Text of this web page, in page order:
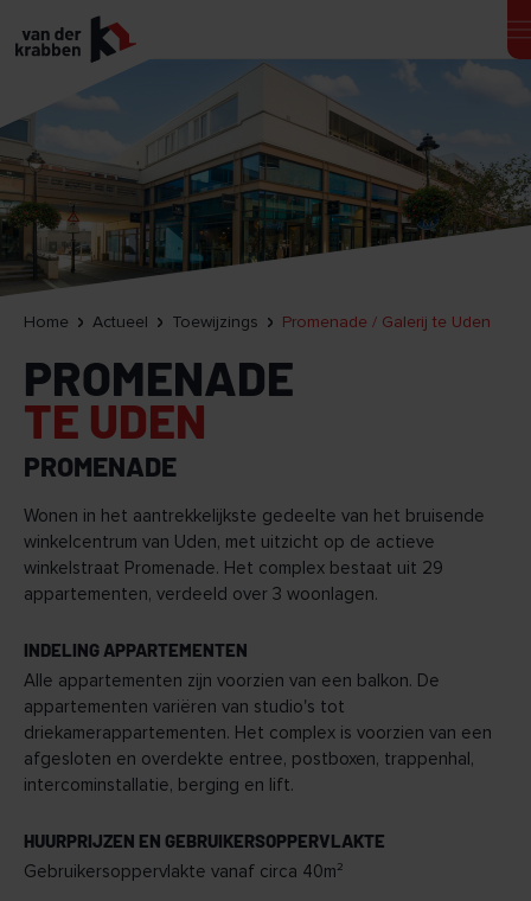
Home Actueel Toewijzings Promenade / Galerij te Uden
PROMENADE
TE UDEN
PROMENADE
Wonen in het aantrekkelijkste gedeelte van het bruisende
winkelcentrum van Uden, met uitzicht op de actieve
winkelstraat Promenade. Het complex bestaat uit 29
appartementen, verdeeld over 3 woonlagen.
INDELING APPARTEMENTEN
Alle appartementen zijn voorzien van een balkon. De
appartementen variëren van studio's tot
driekamerappartementen. Het complex is voorzien van een
afgesloten en overdekte entree, postboxen, trappenhal,
intercominstallatie, berging en lift.
HUURPRIJZEN EN GEBRUIKERSOPPERVLAKTE
Gebruikersoppervlakte vanaf circa 40m²